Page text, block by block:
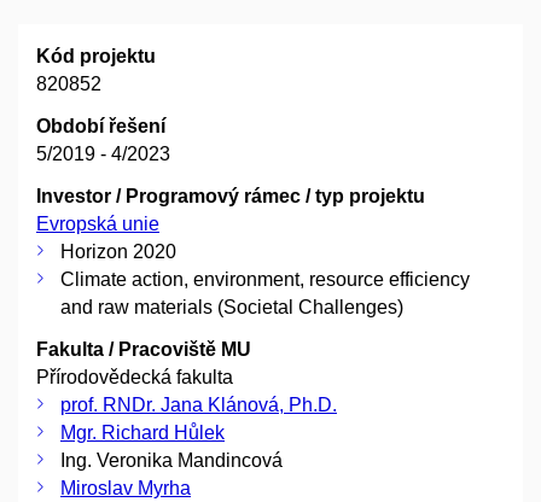
Kód projektu
820852
Období řešení
5/2019 - 4/2023
Investor / Programový rámec / typ projektu
Evropská unie
Horizon 2020
Climate action, environment, resource efficiency
and raw materials (Societal Challenges)
Fakulta / Pracoviště MU
Přírodovědecká fakulta
prof. RNDr. Jana Klánová, Ph.D.
Mgr. Richard Hůlek
Ing. Veronika Mandincová
Miroslav Myrha